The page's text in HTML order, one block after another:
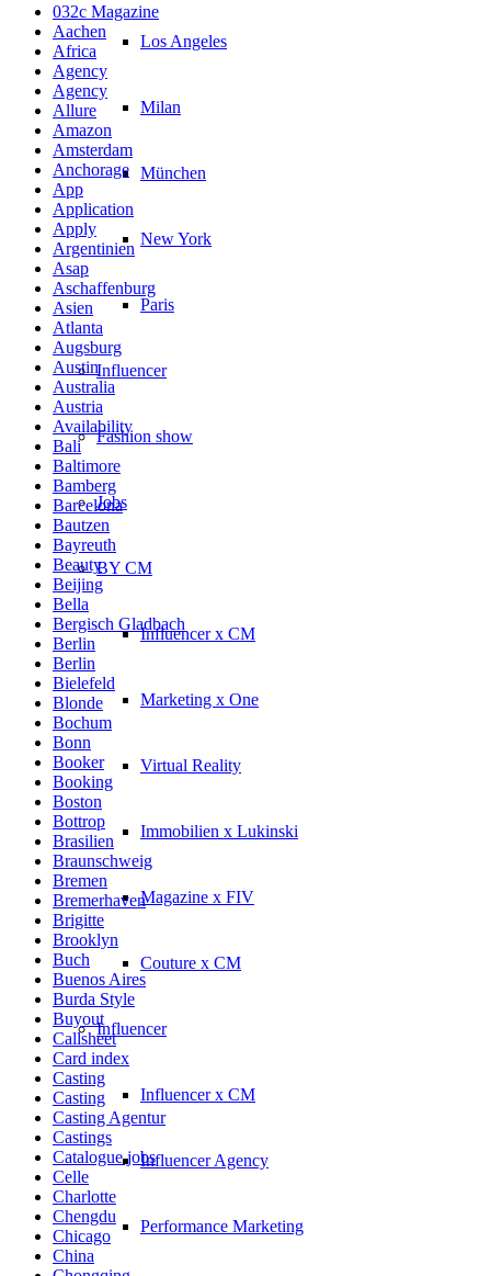
Los Angeles
Milan
München
New York
Paris
Influencer
Fashion show
Jobs
BY CM
Influencer x CM
Marketing x One
Virtual Reality
Immobilien x Lukinski
Magazine x FIV
Couture x CM
Influencer
Influencer x CM
Influencer Agency
Performance Marketing
032c Magazine
Aachen
Africa
Agency
Agency
Allure
Amazon
Amsterdam
Anchorage
App
Application
Apply
Argentinien
Asap
Aschaffenburg
Asien
Atlanta
Augsburg
Austin
Australia
Austria
Availability
Bali
Baltimore
Bamberg
Barcelona
Bautzen
Bayreuth
Beauty
Beijing
Bella
Bergisch Gladbach
Berlin
Berlin
Bielefeld
Blonde
Bochum
Bonn
Booker
Booking
Boston
Bottrop
Brasilien
Braunschweig
Bremen
Bremerhaven
Brigitte
Brooklyn
Buch
Buenos Aires
Burda Style
Buyout
Callsheet
Card index
Casting
Casting
Casting Agentur
Castings
Catalogue jobs
Celle
Charlotte
Chengdu
Chicago
China